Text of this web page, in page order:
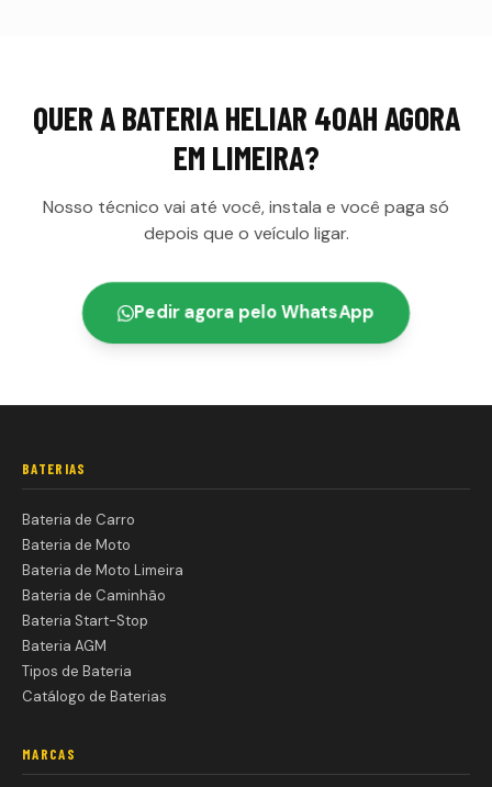
QUER ABATERIA HELIAR 40AHAGORA
EM LIMEIRA?
Nosso técnico vai até você, instala e você paga só
depois que o veículo ligar.
Pedir agora pelo WhatsApp
BATERIAS
Bateria de Carro
Bateria de Moto
Bateria de Moto Limeira
Bateria de Caminhão
Bateria Start-Stop
Bateria AGM
Tipos de Bateria
Catálogo de Baterias
MARCAS